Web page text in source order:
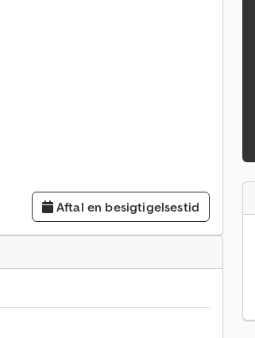
Aftal en besigtigelsestid